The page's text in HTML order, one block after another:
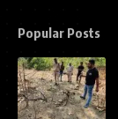
Popular Posts